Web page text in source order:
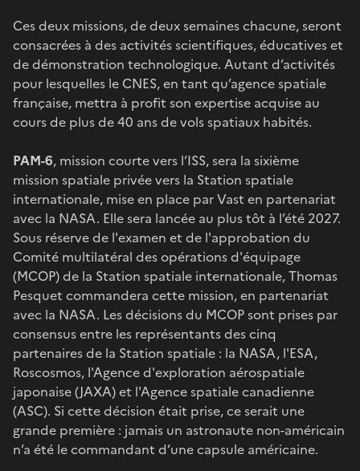
Ces deux missions, de deux semaines chacune, seront
consacrées à des activités scientifiques, éducatives et
de démonstration technologique. Autant d’activités
pour lesquelles le CNES, en tant qu’agence spatiale
française, mettra à profit son expertise acquise au
cours de plus de 40 ans de vols spatiaux habités.
PAM-6, mission courte vers l’ISS, sera la sixième
mission spatiale privée vers la Station spatiale
internationale, mise en place par Vast en partenariat
avec la NASA. Elle sera lancée au plus tôt à l’été 2027.
Sous réserve de l'examen et de l'approbation du
Comité multilatéral des opérations d'équipage
(MCOP) de la Station spatiale internationale, Thomas
Pesquet commandera cette mission, en partenariat
avec la NASA. Les décisions du MCOP sont prises par
consensus entre les représentants des cinq
partenaires de la Station spatiale : la NASA, l'ESA,
Roscosmos, l'Agence d'exploration aérospatiale
japonaise (JAXA) et l'Agence spatiale canadienne
(ASC). Si cette décision était prise, ce serait une
grande première : jamais un astronaute non-américain
n’a été le commandant d’une capsule américaine.